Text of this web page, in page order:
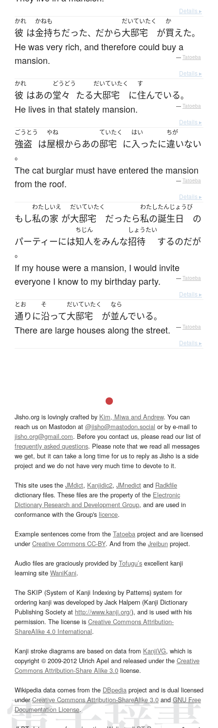
Details ▸
かれ
彼 は
かねも
金持ちだった、 だから
だいていたく
大邸宅 が
か
買えた。
He was very rich, and therefore could buy a
mansion.
— Tatoeba
Details ▸
かれ
彼 はあの
どうどう
堂々 たる
だいていたく
大邸宅 に
す
住んでいる。
He lives in that stately mansion. — Tatoeba
Details ▸
ごうとう
強盗 は
やね
屋根からあの
ていたく
邸宅 に
はい
入ったに
ちが
違いない
。
The cat burglar must have entered the mansion
from the roof.
— Tatoeba
Details ▸
もし
わたし
私の
いえ
家 が
だいていたく
大邸宅 だったら
わたし
私の
たんじょうび
誕生日
の
パーティーには
ちじん
知人をみんな
しょうたい
招待 するのだが
。
If my house were a mansion, I would invite
everyone I know to my birthday party.
— Tatoeba
Details ▸
とお
通り に
そ
沿って
だいていたく
大邸宅 が
なら
並んでいる。
There are large houses along the street. — Tatoeba
Details ▸
Jisho.org is lovingly crafted by Kim, Miwa and Andrew. You can
reach us on Mastodon at @jisho@mastodon.social or by e-mail to
jisho.org@gmail.com. Before you contact us, please read our list of
frequently asked questions. Please note that we read all messages
we get, but it can take a long time for us to reply as Jisho is a side
project and we do not have very much time to devote to it.
This site uses the JMdict, Kanjidic2, JMnedict and Radkfile
dictionary files. These files are the property of the Electronic
Dictionary Research and Development Group, and are used in
conformance with the Group's licence.
Example sentences come from the Tatoeba project and are licensed
underCreative Commons CC-BY. And from the Jreibun project.
Audio files are graciously provided by Tofugu’s excellent kanji
learning site WaniKani.
The SKIP (System of Kanji Indexing by Patterns) system for
ordering kanji was developed by Jack Halpern (Kanji Dictionary
Publishing Society at http://www.kanji.org/), and is used with his
permission. The license is Creative Commons Attribution-
ShareAlike 4.0 International.
Kanji stroke diagrams are based on data from KanjiVG, which is
copyright © 2009-2012 Ulrich Apel and released under the Creative
Commons Attribution-Share Alike 3.0 license.
Wikipedia data comes from the DBpedia project and is dual licensed
underCreative Commons Attribution-ShareAlike 3.0and GNU Free
Documentation License.